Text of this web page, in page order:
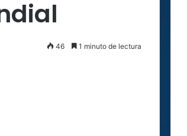
46 1 minuto de lectura